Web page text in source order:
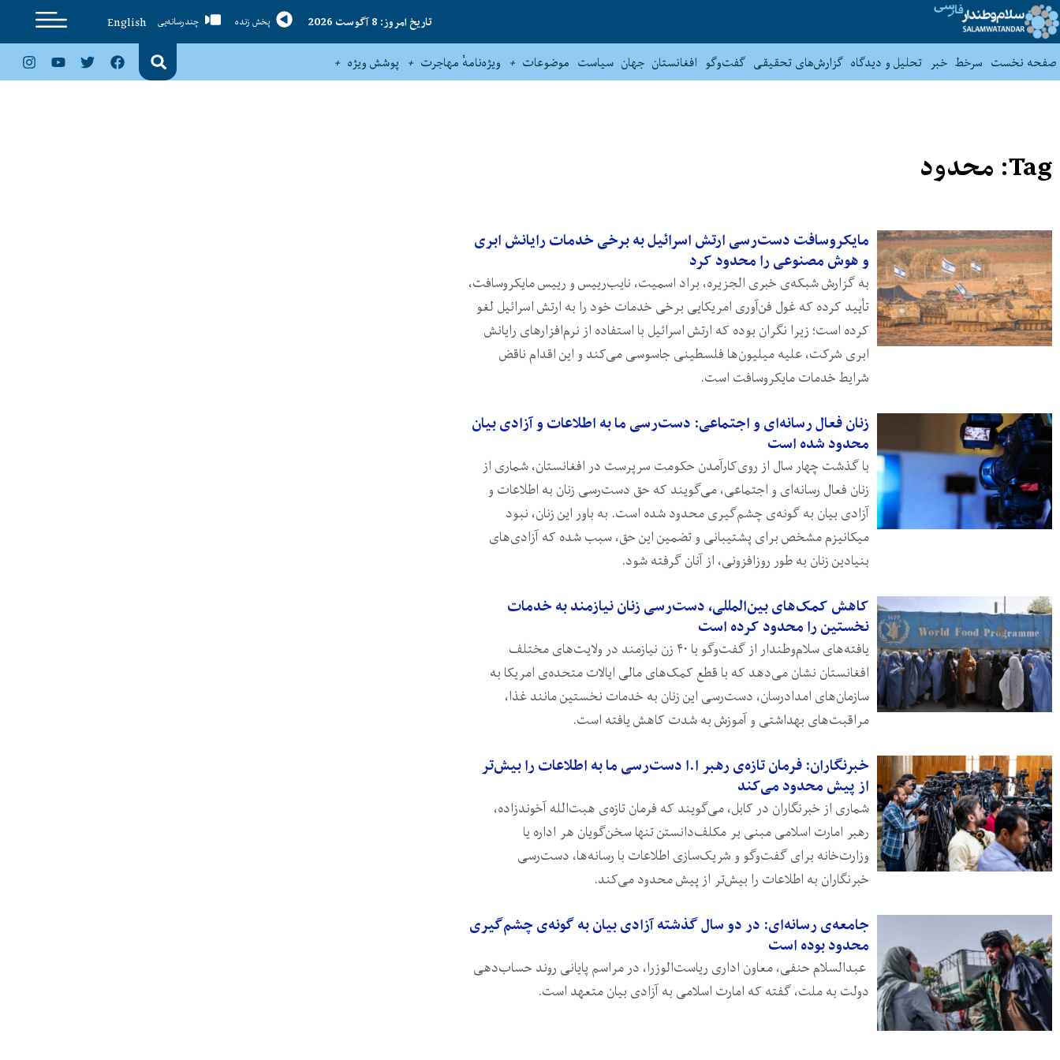
تاریخ امروز: 8 آگوست 2026 پخش زنده چندرسانه‌یی
English
صفحه نخست سرخط خبر تحلیل و دیدگاه گزارش‌های تحقیقی گفت‌وگو افغانستان جهان سیاست موضوعات ویژه‌نامهٔ مهاجرت پوشش ویژه
Tag: محدود
مایکروسافت دست‌رسی ارتش اسرائیل به برخی خدمات رایانش ابری
و هوش مصنوعی را محدود کرد
به گزارش شبکه‌ی خبری الجزیره، براد اسمیت، نایب‌رییس و رییس مایکروسافت،
تأیید کرده که غول فن‌آوری امریکایی برخی خدمات خود را به ارتش اسرائیل لغو
کرده است؛ زیرا نگران بوده که ارتش اسرائیل با استفاده از نرم‌افزارهای رایانش
ابری شرکت، علیه میلیون‌ها فلسطینی جاسوسی می‌کند و این اقدام ناقض
شرایط خدمات مایکروسافت است.
زنان فعال رسانه‌ای و اجتماعی: دست‌رسی ما به اطلاعات و آزادی بیان
محدود شده است
با گذشت چهار سال از روی‌کارآمدن حکومت سرپرست در افغانستان، شماری از
زنان فعال رسانه‌ای و اجتماعی، می‌گویند که حق دست‌رسی زنان به اطلاعات و
آزادی بیان به‌ گونه‌ی چشم‌گیری محدود شده است. به باور این زنان، نبود
میکانیزم مشخص برای پشتیبانی و تضمین این حق، سبب شده که آزادی‌های
بنیادین زنان به طور روزافزونی، از آنان گرفته شود.
کاهش کمک‌های بین‌المللی، دست‌رسی زنان نیازمند به خدمات
نخستین را محدود کرده است
یافته‌های سلام‌وطندار از گفت‌وگو با ۴۰ زن نیازمند در ولایت‌های مختلف
افغانستان نشان می‌دهد که با قطع کمک‌های مالی ایالات متحده‌ی امریکا به
سازمان‌های امدادرسان، دست‌رسی این زنان به خدمات نخستین مانند غذا،
مراقبت‌های بهداشتی و آموزش به شدت کاهش یافته است.
خبرنگاران: فرمان تازه‌‌ی رهبر ا.ا دست‌رسی ما به اطلاعات را بیش‌تر
از پیش محدود می‌کند
شماری از خبرنگاران در کابل، می‌گویند که فرمان تازه‌ی هبت‌الله آخوندزاده،
رهبر امارت اسلامی مبنی بر مکلف‌دانستن تنها سخن‌گویان هر اداره یا
وزارت‌خانه برای گفت‌وگو و شریک‌سازی اطلاعات با رسانه‌ها، دست‌رسی
خبرنگاران به اطلاعات را بیش‌تر از پیش محدود می‌کند.
جامعه‌ی رسانه‌ای: در دو سال گذشته آزادی بیان به‌ گونه‌ی چشم‌گیری
محدود بوده است
عبدالسلام حنفی، معاون اداری ریاست‌الوزرا، در مراسم پایانی روند حساب‌دهی
دولت به ملت، گفته که امارت اسلامی به آزادی بیان متعهد است‌.